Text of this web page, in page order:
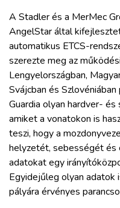
A Stadler és a MerMec
AngelStar által
automatikus ETCS-
szerezte meg az
Lengyelországban,
Svájcban és
Guardia olyan hardver-
amiket a vonatokon is
teszi, hogy a
helyzetét, sebességét és
adatokat egy
Egyidejűleg olyan adatok
pályára érvényes